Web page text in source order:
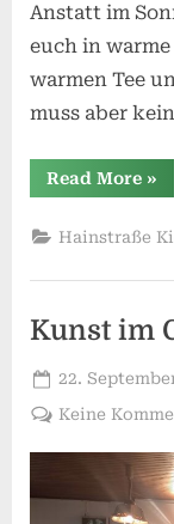
Anstatt im
euch in
warmen Tee
muss aber
Read More
Kids
Was
tun
»
Hainstraße
Kunst im
Posted
on
22.
Keine